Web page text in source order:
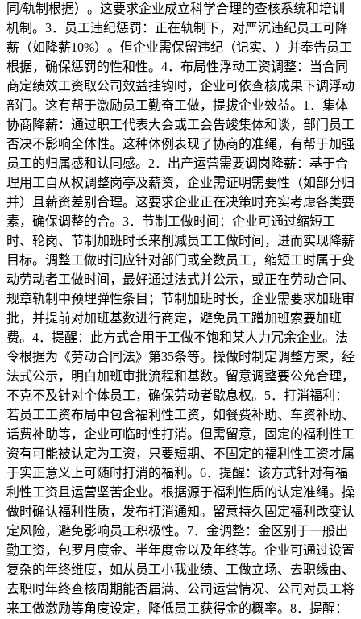
同/轨制根据）。这要求企业成立科学合理的查核系统和培训
机制。3．员工违纪惩罚：正在轨制下，对严沉违纪员工可降
薪（如降薪10%）。但企业需保留违纪（记实、）并奉告员工
根据，确保惩罚的性和性。4．布局性浮动工资调整：当合同
商定绩效工资取公司效益挂钩时，企业可依查核成果下调浮动
部门。这有帮于激励员工勤奋工做，提拔企业效益。1．集体
协商降薪：通过职工代表大会或工会告竣集体和谈，部门员工
否决不影响全体性。这种体例表现了协商的准绳，有帮于加强
员工的归属感和认同感。2．出产运营需要调岗降薪：基于合
理用工自从权调整岗亭及薪资，企业需证明需要性（如部分归
并）且薪资差别合理。这要求企业正在决策时充实考虑各类要
素，确保调整的合。3．节制工做时间：企业可通过缩短工
时、轮岗、节制加班时长来削减员工工做时间，进而实现降薪
目标。调整工做时间应针对部门或全数员工，缩短工时属于变
动劳动者工做时间，最好通过法式并公示，或正在劳动合同、
规章轨制中预埋弹性条目；节制加班时长，企业需要求加班审
批，并提前对加班基数进行商定，避免员工蹭加班索要加班
费。4．提醒：此方式合用于工做不饱和某人力冗余企业。法
令根据为《劳动合同法》第35条等。操做时制定调整方案，经
法式公示，明白加班审批流程和基数。留意调整要公允合理，
不克不及针对个体员工，确保劳动者歇息权。5．打消福利：
若员工工资布局中包含福利性工资，如餐费补助、车资补助、
话费补助等，企业可临时性打消。但需留意，固定的福利性工
资有可能被认定为工资，只要短期、不固定的福利性工资才属
于实正意义上可随时打消的福利。6．提醒：该方式针对有福
利性工资且运营坚苦企业。根据源于福利性质的认定准绳。操
做时确认福利性质，发布打消通知。留意持久固定福利改变认
定风险，避免影响员工积极性。7．金调整：金区别于一般出
勤工资，包罗月度金、半年度金以及年终等。企业可通过设置
复杂的年终维度，如从员工小我业绩、工做立场、去职缘由、
去职时年终查核周期能否届满、公司运营情况、公司对员工将
来工做激励等角度设定，降低员工获得金的概率。8．提醒：